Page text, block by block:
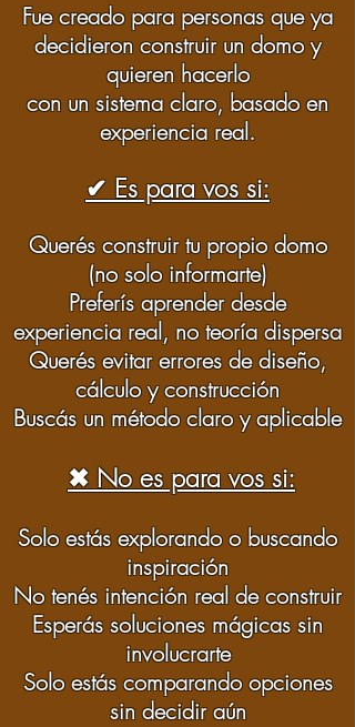
Fue creado para personas que ya
decidieron construir un domo y
quieren hacerlo
con un sistema claro, basado en
experiencia real.​
✔ Es para vos si:​
Querés construir tu propio domo
(no solo informarte)
Preferís aprender desde
experiencia real, no teoría dispersa
Querés evitar errores de diseño,
cálculo y construcción
Buscás un método claro y aplicable
✖ No es para vos si:
Solo estás explorando o buscando
inspiración
No tenés intención real de construir
Esperás soluciones mágicas sin
involucrarte
Solo estás comparando opciones
sin decidir aún